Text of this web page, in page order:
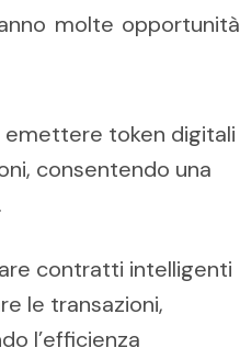
molte opportunità
token digitali
consentendo una
contratti intelligenti
le transazioni,
l’efficienza